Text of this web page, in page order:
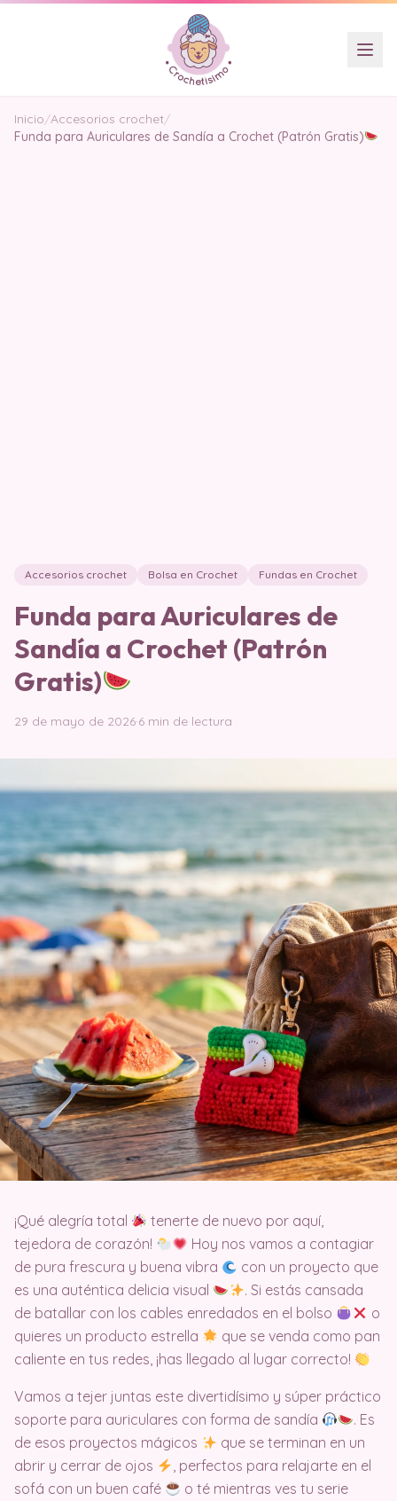
Inicio/Accesorios crochet/
Funda para Auriculares de Sandía a Crochet (Patrón Gratis)
Accesorios crochet Bolsa en Crochet Fundas en Crochet
Funda para Auriculares de
Sandía a Crochet (Patrón
Gratis)
29 de mayo de 2026·6 min de lectura
¡Qué alegría total
tenerte de nuevo por aquí,
tejedora de corazón!
Hoy nos vamos a contagiar
de pura frescura y buena vibra
con un proyecto que
es una auténtica delicia visual
. Si estás cansada
de batallar con los cables enredados en el bolso
o
quieres un producto estrella
que se venda como pan
caliente en tus redes, ¡has llegado al lugar correcto!
Vamos a tejer juntas este divertidísimo y súper práctico
soporte para auriculares con forma de sandía
. Es
de esos proyectos mágicos
que se terminan en un
abrir y cerrar de ojos
, perfectos para relajarte en el
sofá con un buen café
o té mientras ves tu serie